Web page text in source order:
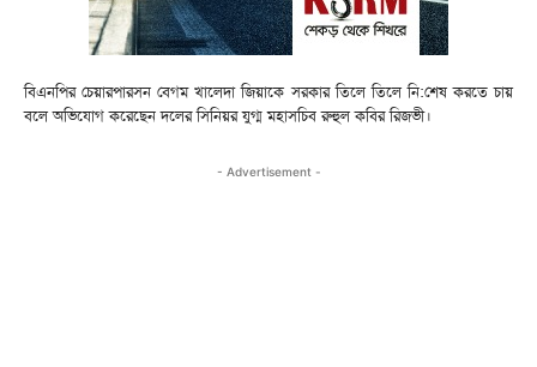
বিএনপির চেয়ারপারসন বেগম খালেদা জিয়াকে সরকার তিলে তিলে নি:শেষ করতে চায়
বলে অভিযোগ করেছেন দলের সিনিয়র যুগ্ম মহাসচিব রুহুল কবির রিজভী।
- Advertisement -